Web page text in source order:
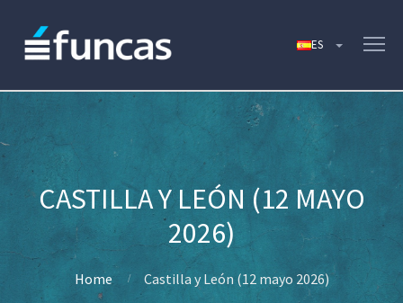
CASTILLA Y LEÓN (12 MAYO
2026)
Home Castilla y León (12 mayo 2026)